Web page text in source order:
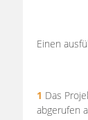
Einen
1 Das
abgerufen